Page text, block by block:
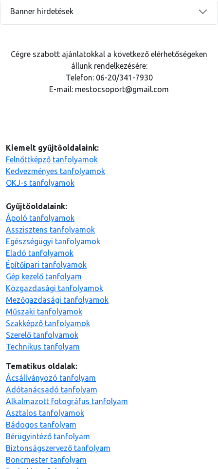
Banner hirdetések
Cégre szabott ajánlatokkal a következő elérhetőségeken
állunk rendelkezésére:
Telefon: 06-20/341-7930
E-mail: mestocsoport@gmail.com
Kiemelt gyűjtőoldalaink:
Felnőttképző tanfolyamok
Kedvezményes tanfolyamok
OKJ-s tanfolyamok
Gyűjtőoldalaink:
Ápoló tanfolyamok
Asszisztens tanfolyamok
Egészségügyi tanfolyamok
Eladó tanfolyamok
Építőipari tanfolyamok
Gép kezelő tanfolyam
Közgazdasági tanfolyamok
Mezőgazdasági tanfolyamok
Műszaki tanfolyamok
Szakképző tanfolyamok
Szerelő tanfolyamok
Technikus tanfolyam
Tematikus oldalak:
Ácsállványozó tanfolyam
Adótanácsadó tanfolyam
Alkalmazott fotográfus tanfolyam
Asztalos tanfolyamok
Bádogos tanfolyam
Bérügyintéző tanfolyam
Biztonságszervező tanfolyam
Boncmester tanfolyam